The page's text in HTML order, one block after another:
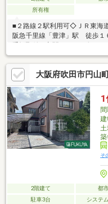
所有権
■２路線２駅利用可◇ＪＲ東
阪急千里線「豊津」駅 徒歩１
手摺取付（玄関） 2023年1月
2022年1月1階廊下重ね張り■
月ガスコンロ交換、給湯器交
2011年1月リビング床暖房設置
交換
大阪府吹田市円山
間
築
そ
2階建て 都
駐車3台
システ